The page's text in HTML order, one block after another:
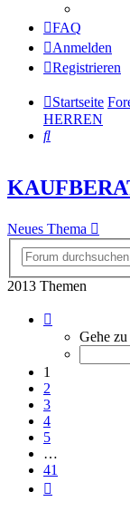
FAQ
Anmelden
Registrieren
Startseite
HERREN
Suche
Neues Thema
2013 Themen
von
Gehe zu
1
2
3
4
5
…
41